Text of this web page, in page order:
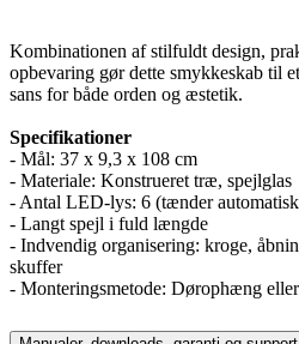
Kombinationen af stilfuldt design,
opbevaring gør dette smykkeskab til
sans for både orden og æstetik.
Specifikationer
- Mål: 37 x 9,3 x 108 cm
- Materiale: Konstrueret træ, spejlglas
- Antal LED-lys: 6 (tænder
- Langt spejl i fuld længde
- Indvendig organisering: kroge,
skuffer
- Monteringsmetode: Dørophæng